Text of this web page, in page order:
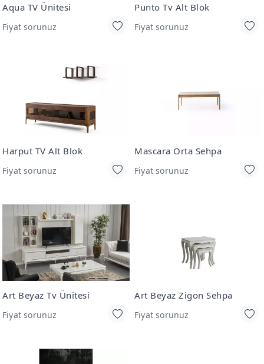
Aqua TV Ünitesi
Fiyat sorunuz
Punto Tv Alt Blok
Fiyat sorunuz
Harput TV Alt Blok
Fiyat sorunuz
Mascara Orta Sehpa
Fiyat sorunuz
Art Beyaz Tv Ünitesi
Fiyat sorunuz
Art Beyaz Zigon Sehpa
Fiyat sorunuz